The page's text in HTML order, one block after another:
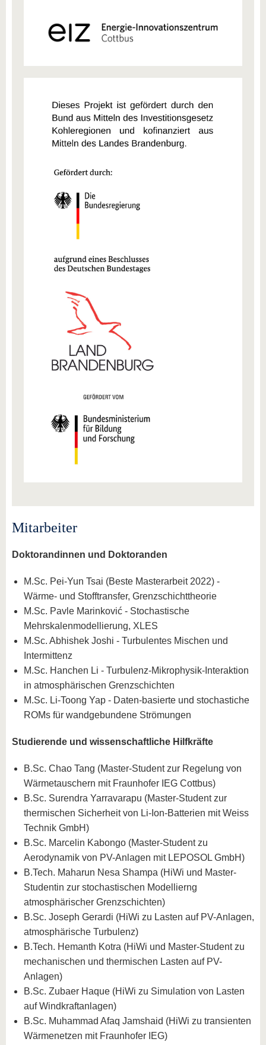
Mitarbeiter
Doktorandinnen und Doktoranden
M.Sc. Pei-Yun Tsai (Beste Masterarbeit 2022) -
Wärme- und Stofftransfer, Grenzschichttheorie
M.Sc. Pavle Marinković - Stochastische
Mehrskalenmodellierung, XLES
M.Sc. Abhishek Joshi - Turbulentes Mischen und
Intermittenz
M.Sc. Hanchen Li - Turbulenz-Mikrophysik-Interaktion
in atmosphärischen Grenzschichten
M.Sc. Li-Toong Yap - Daten-basierte und stochastiche
ROMs für wandgebundene Strömungen
Studierende und wissenschaftliche Hilfkräfte
B.Sc. Chao Tang (Master-Student zur Regelung von
Wärmetauschern mit Fraunhofer IEG Cottbus)
B.Sc. Surendra Yarravarapu (Master-Student zur
thermischen Sicherheit von Li-Ion-Batterien mit Weiss
Technik GmbH)
B.Sc. Marcelin Kabongo (Master-Student zu
Aerodynamik von PV-Anlagen mit LEPOSOL GmbH)
B.Tech. Maharun Nesa Shampa (HiWi und Master-
Studentin zur stochastischen Modellierng
atmosphärischer Grenzschichten)
B.Sc. Joseph Gerardi (HiWi zu Lasten auf PV-Anlagen,
atmosphärische Turbulenz)
B.Tech. Hemanth Kotra (HiWi und Master-Student zu
mechanischen und thermischen Lasten auf PV-
Anlagen)
B.Sc. Zubaer Haque (HiWi zu Simulation von Lasten
auf Windkraftanlagen)
B.Sc. Muhammad Afaq Jamshaid (HiWi zu transienten
Wärmenetzen mit Fraunhofer IEG)